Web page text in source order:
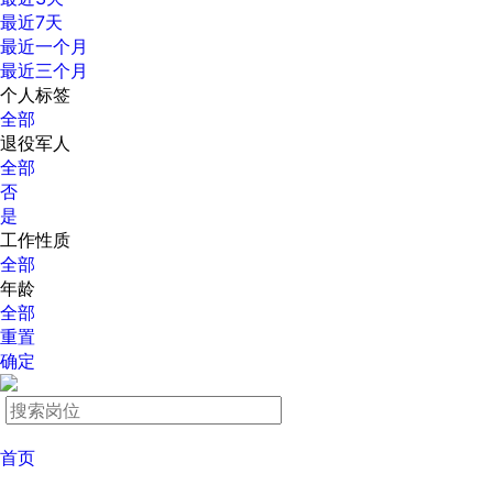
最近7天
最近一个月
最近三个月
个人标签
全部
退役军人
全部
否
是
工作性质
全部
年龄
全部
重置
确定
首页